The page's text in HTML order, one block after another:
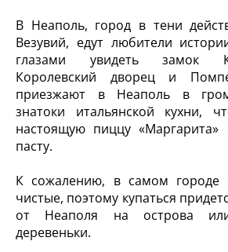
В Неаполь, город в тени
Везувий, едут любители
глазами увидеть замок
Королевский дворец и
приезжают в Неаполь в
знатоки итальянской кухни,
настоящую пиццу
пасту.
К сожалению, в самом городе
чистые, поэтому купаться
от Неаполя на острова
деревеньки.